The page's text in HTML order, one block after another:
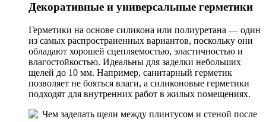
Декоративные и универсальные герметики
Герметики на основе силикона или полиуретана — один
из самых распространенных вариантов, поскольку они
обладают хорошей сцепляемостью, эластичностью и
влагостойкостью. Идеальны для заделки небольших
щелей до 10 мм. Например, санитарный герметик
позволяет не бояться влаги, а силиконовые герметики
подходят для внутренних работ в жилых помещениях.